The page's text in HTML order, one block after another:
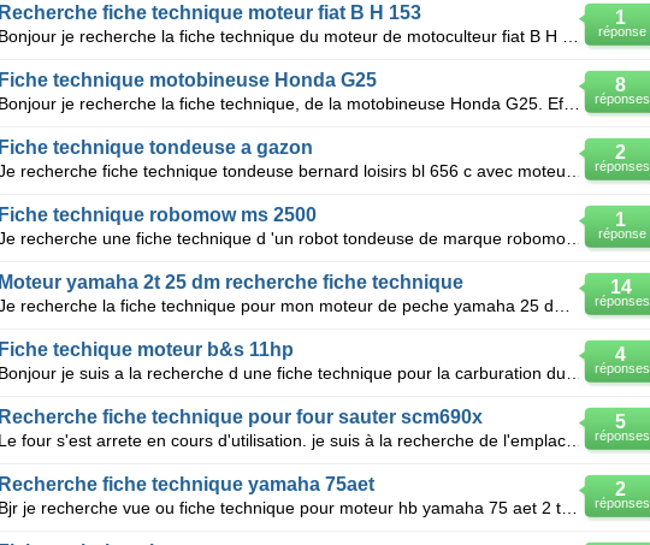
1
réponse
Recherche fiche technique moteur fiat B H 153
8
réponses
Fiche technique motobineuse Honda G25
Bonjour je recherche la fiche technique, de la motobineuse Honda G25. Effectivement, j'en possede un
2
réponses
Fiche technique tondeuse a gazon
1
réponse
Fiche technique robomow ms 2500
Je recherche une fiche technique d 'un robot tondeuse de marque robomow et du model ms 2500. afin d
14
réponses
Moteur yamaha 2t 25 dm recherche fiche technique
4
réponses
Fiche techique moteur b&s 11hp
5
réponses
Recherche fiche technique pour four sauter scm690x
Le four s'est arrete en cours d'utilisation. je suis à la recherche de l'emplacement d'un fusible s'
2
réponses
Recherche fiche technique yamaha 75aet
Bjr je recherche vue ou fiche technique pour moteur hb yamaha 75 aet 2 temps merci de me contaster